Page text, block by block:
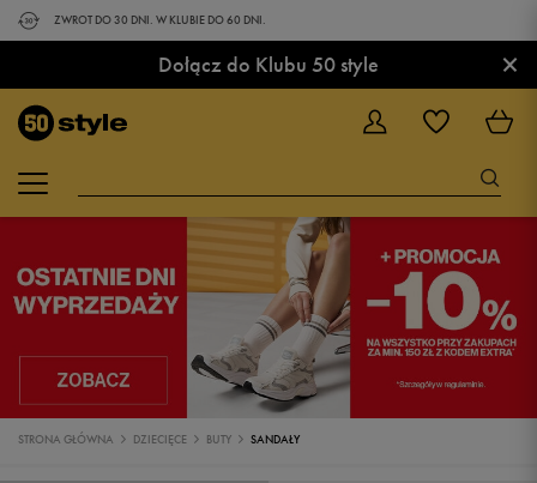
ZWROT DO 30 DNI. W KLUBIE DO 60 DNI.
Dołącz do Klubu 50 style ×
STRONA GŁÓWNA DZIECIĘCE BUTY SANDAŁY